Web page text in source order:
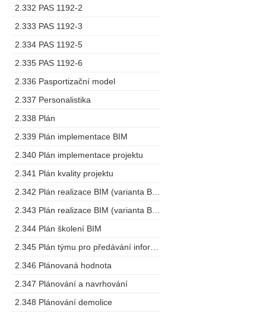
2.332 PAS 1192-2
2.333 PAS 1192-3
2.334 PAS 1192-5
2.335 PAS 1192-6
2.336 Pasportizační model
2.337 Personalistika
2.338 Plán
2.339 Plán implementace BIM
2.340 Plán implementace projektu
2.341 Plán kvality projektu
2.344 Plán školení BIM
2.346 Plánovaná hodnota
2.347 Plánování a navrhování
2.348 Plánování demolice